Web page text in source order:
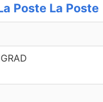
Poste La Poste